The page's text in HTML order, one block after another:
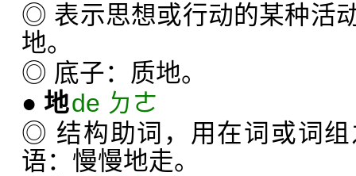
◎ 表示思想或行动的某种活
地。
◎ 底子：质地。
● 地de ㄉㄜ
◎ 结构助词，用在词或词
语：慢慢地走。